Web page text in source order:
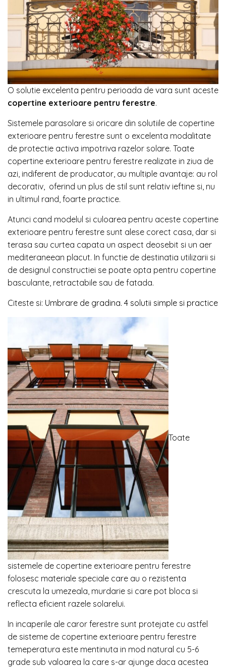
O solutie excelenta pentru perioada de vara sunt aceste
copertine exterioare pentru ferestre.
Sistemele parasolare si oricare din solutiile de copertine
exterioare pentru ferestre sunt o excelenta modalitate
de protectie activa impotriva razelor solare. Toate
copertine exterioare pentru ferestre realizate in ziua de
azi, indiferent de producator, au multiple avantaje: au rol
decorativ, oferind un plus de stil sunt relativ ieftine si, nu
in ultimul rand, foarte practice.
Atunci cand modelul si culoarea pentru aceste copertine
exterioare pentru ferestre sunt alese corect casa, dar si
terasa sau curtea capata un aspect deosebit si un aer
mediteraneean placut. In functie de destinatia utilizarii si
de designul constructiei se poate opta pentru copertine
basculante, retractabile sau de fatada.
Citeste si: Umbrare de gradina. 4 solutii simple si practice
Toate
sistemele de copertine exterioare pentru ferestre
folosesc materiale speciale care au o rezistenta
crescuta la umezeala, murdarie si care pot bloca si
reflecta eficient razele solarelui.
In incaperile ale caror ferestre sunt protejate cu astfel
de sisteme de copertine exterioare pentru ferestre
temeperatura este mentinuta in mod natural cu 5-6
grade sub valoarea la care s-ar ajunge daca acestea